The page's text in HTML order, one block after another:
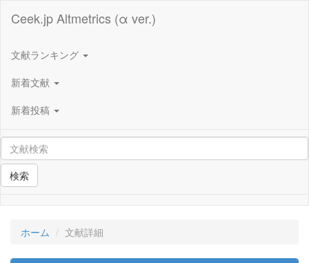
Ceek.jp Altmetrics (α ver.)
文献ランキング
新着文献
新着投稿
検索
ホーム 文献詳細